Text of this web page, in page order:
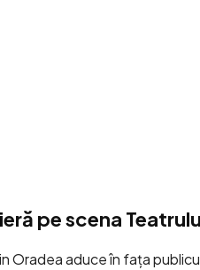
pe scena
Oradea aduce în fața